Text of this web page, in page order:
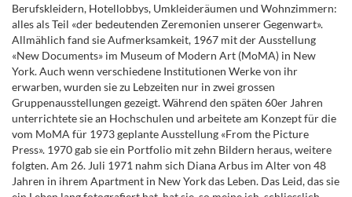
Berufskleidern, Hotellobbys, Umkleideräumen und Wohnzimmern:
alles als Teil «der bedeutenden Zeremonien unserer Gegenwart».
Allmählich fand sie Aufmerksamkeit, 1967 mit der Ausstellung
«New Documents» im Museum of Modern Art (MoMA) in New
York. Auch wenn verschiedene Institutionen Werke von ihr
erwarben, wurden sie zu Lebzeiten nur in zwei grossen
Gruppenausstellungen gezeigt. Während den späten 60er Jahren
unterrichtete sie an Hochschulen und arbeitete am Konzept für die
vom MoMA für 1973 geplante Ausstellung «From the Picture
Press». 1970 gab sie ein Portfolio mit zehn Bildern heraus, weitere
folgten. Am 26. Juli 1971 nahm sich Diana Arbus im Alter von 48
Jahren in ihrem Apartment in New York das Leben. Das Leid, das sie